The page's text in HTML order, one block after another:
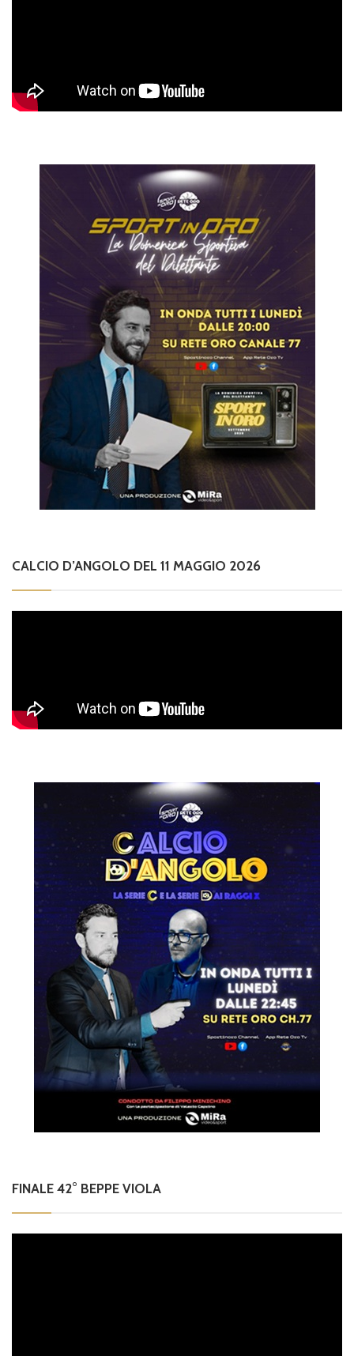
CALCIO D’ANGOLO DEL 11 MAGGIO 2026
FINALE 42° BEPPE VIOLA